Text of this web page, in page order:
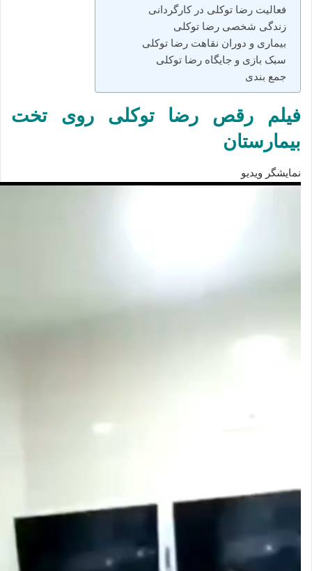
فعالیت رضا توکلی در کارگردانی
زندگی شخصی رضا توکلی
بیماری و دوران نقاهت رضا توکلی
سبک بازی و جایگاه رضا توکلی
جمع‌ بندی
فیلم رقص رضا توکلی روی تخت
بیمارستان
نمایشگر ویدیو